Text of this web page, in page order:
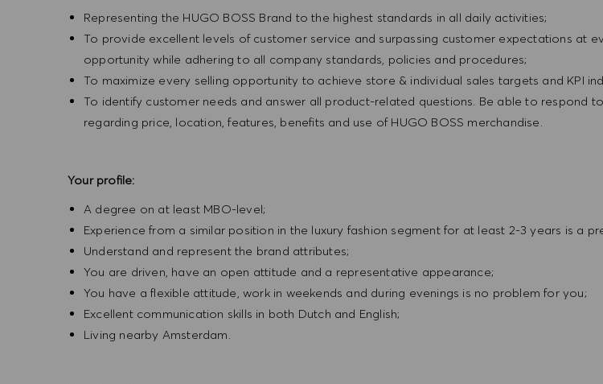
Representing the HUGO BOSS Brand to the highest standards in all daily activities;
To provide excellent levels of customer service and surpassing customer expectations at
opportunity while adhering to all company standards, policies and procedures;
To maximize every selling opportunity to achieve store & individual sales targets and KPI
To identify customer needs and answer all product-related questions. Be able to respond
regarding price, location, features, benefits and use of HUGO BOSS merchandise.
Your profile:
A degree on at least MBO-level;
Experience from a similar position in the luxury fashion segment for at least 2-3 years is a
Understand and represent the brand attributes;
You are driven, have an open attitude and a representative appearance;
You have a flexible attitude, work in weekends and during evenings is no problem for you;
Excellent communication skills in both Dutch and English;
Living nearby Amsterdam.